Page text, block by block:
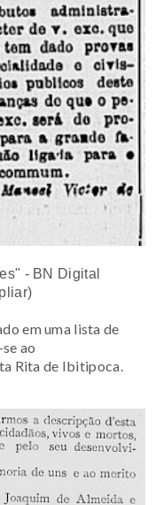
- BN Digital
em uma lista de
ao
Rita de Ibitipoca.